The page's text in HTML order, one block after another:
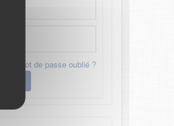
Mot de passe oublié ?